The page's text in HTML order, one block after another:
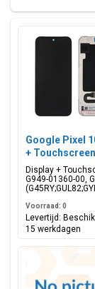
Google Pixel
+
Display +
G949-01360-00,
Voorraad: 0
Levertijd:
15 werkdagen